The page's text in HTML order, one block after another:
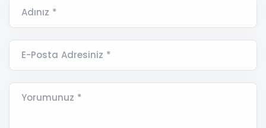
Adınız *
E-Posta Adresiniz *
Yorumunuz *